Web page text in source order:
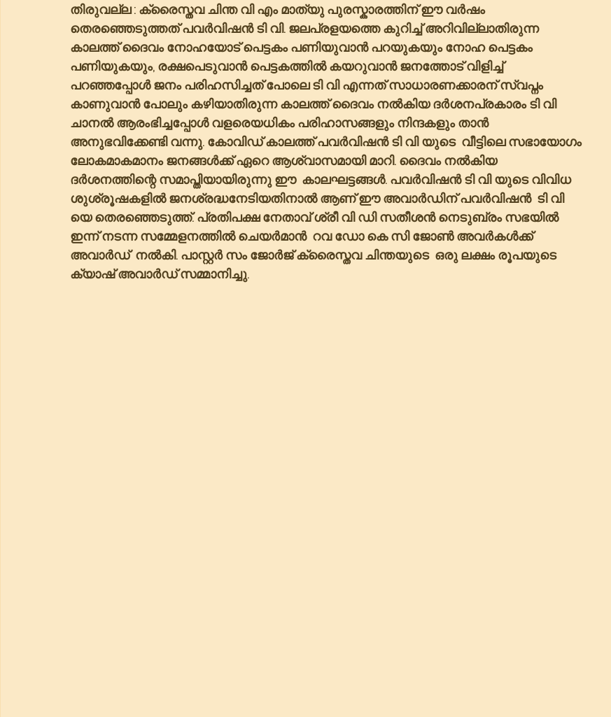
തിരുവല്ല : ക്രൈസ്തവ ചിന്ത വി എം മാത്യു പുരസ്കാരത്തിന് ഈ വർഷം
തെരഞ്ഞെടുത്തത് പവർവിഷൻ ടി വി. ജലപ്രളയത്തെ കുറിച്ച് അറിവില്ലാതിരുന്ന
കാലത്ത് ദൈവം നോഹയോട് പെട്ടകം പണിയുവാൻ പറയുകയും നോഹ പെട്ടകം
പണിയുകയും, രക്ഷപെടുവാൻ പെട്ടകത്തിൽ കയറുവാൻ ജനത്തോട് വിളിച്ച്
പറഞ്ഞപ്പോൾ ജനം പരിഹസിച്ചത് പോലെ ടി വി എന്നത് സാധാരണക്കാരന് സ്വപ്നം
കാണുവാൻ പോലും കഴിയാതിരുന്ന കാലത്ത് ദൈവം നൽകിയ ദർശനപ്രകാരം ടി വി
ചാനൽ ആരംഭിച്ചപ്പോൾ വളരെയധികം പരിഹാസങ്ങളും നിന്ദകളും താൻ
അനുഭവിക്കേണ്ടി വന്നു. കോവിഡ് കാലത്ത് പവർവിഷൻ ടി വി യുടെ  വീട്ടിലെ സഭായോഗം
ലോകമാകമാനം ജനങ്ങൾക്ക് ഏറെ ആശ്വാസമായി മാറി. ദൈവം നൽകിയ
ദർശനത്തിന്റെ സമാപ്തിയായിരുന്നു ഈ  കാലഘട്ടങ്ങൾ. പവർവിഷൻ ടി വി യുടെ വിവിധ
ശുശ്രൂഷകളിൽ ജനശ്രദ്ധനേടിയതിനാൽ ആണ് ഈ അവാർഡിന് പവർവിഷൻ  ടി വി
യെ തെരഞ്ഞെടുത്ത്. പ്രതിപക്ഷ നേതാവ് ശ്രീ വി ഡി സതീശൻ നെടുബ്രം സഭയിൽ
ഇന്ന് നടന്ന സമ്മേളനത്തിൽ ചെയർമാൻ  റവ ഡോ കെ സി ജോൺ അവർകൾക്ക്
അവാർഡ്  നൽകി. പാസ്റ്റർ സം ജോർജ് ക്രൈസ്തവ ചിന്തയുടെ  ഒരു ലക്ഷം രൂപയുടെ
ക്യാഷ് അവാർഡ് സമ്മാനിച്ചു.